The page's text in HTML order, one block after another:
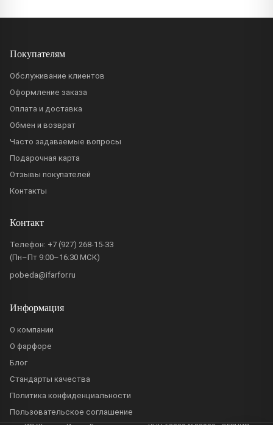
Покупателям
Обслуживание клиентов
Оформление заказа
Оплата и доставка
Обмен и возврат
Часто задаваемые вопросы
Подарочная карта
Отзывы покупателей
Контакты
Контакт
Телефон: +7 (927) 268-15-33
(Пн–Пт 9:00–16:30 МСК)
pobeda@ifarfor.ru
Информация
О компании
О фарфоре
Блог
Стандарты качества
Политика конфиденциальности
Пользовательское соглашение